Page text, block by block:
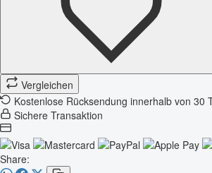
Vergleichen
Kostenlose Rücksendung innerhalb von 30
Sichere Transaktion
Share: